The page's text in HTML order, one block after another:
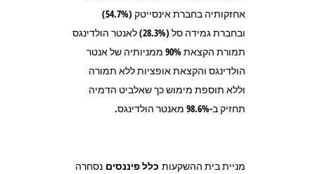
אחזקותיה בחברת אינסייטק (54.7%)
ובחברת גמידה סל (28.3%) לאנטר הולדינגס
תמורת הקצאת 90% ממניותיה של אנטר
הולדינגס והקצאת אופציות ללא תמורה
וללא תוספת מימוש כך שאלביט הדמיה
תחזיק ב-98.6% מאנטר הולדינגס.
מניית בית ההשקעות כלל פיננסים נסחרה